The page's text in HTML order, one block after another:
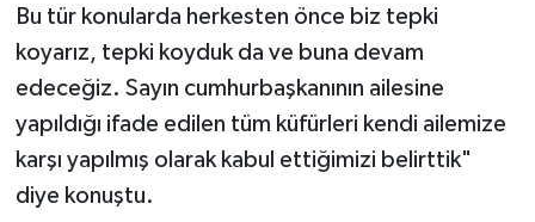
Bu tür konularda herkesten önce biz tepki
koyarız, tepki koyduk da ve buna devam
edeceğiz. Sayın cumhurbaşkanının ailesine
yapıldığı ifade edilen tüm küfürleri kendi ailemize
karşı yapılmış olarak kabul ettiğimizi belirttik"
diye konuştu.